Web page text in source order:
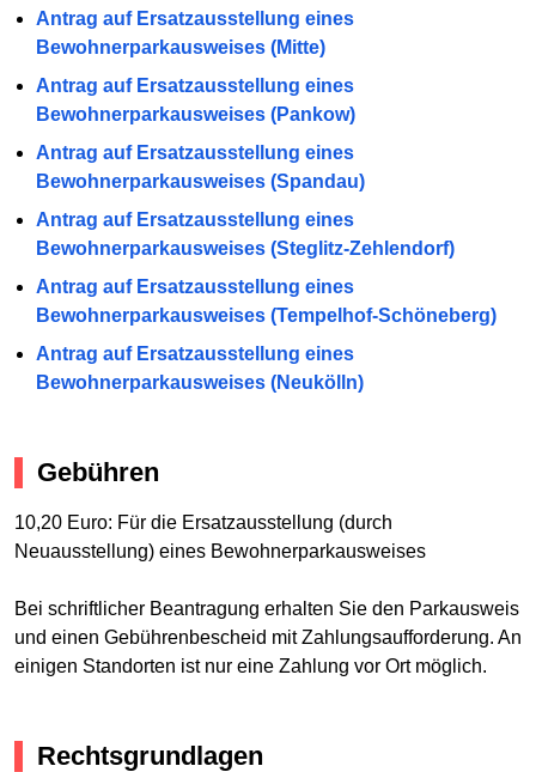
Antrag auf Ersatzausstellung eines
Bewohnerparkausweises (Mitte)
Antrag auf Ersatzausstellung eines
Bewohnerparkausweises (Pankow)
Antrag auf Ersatzausstellung eines
Bewohnerparkausweises (Spandau)
Antrag auf Ersatzausstellung eines
Bewohnerparkausweises (Steglitz-Zehlendorf)
Antrag auf Ersatzausstellung eines
Bewohnerparkausweises (Tempelhof-Schöneberg)
Antrag auf Ersatzausstellung eines
Bewohnerparkausweises (Neukölln)
Gebühren
10,20 Euro: Für die Ersatzausstellung (durch
Neuausstellung) eines Bewohnerparkausweises
Bei schriftlicher Beantragung erhalten Sie den Parkausweis
und einen Gebührenbescheid mit Zahlungsaufforderung. An
einigen Standorten ist nur eine Zahlung vor Ort möglich.
Rechtsgrundlagen